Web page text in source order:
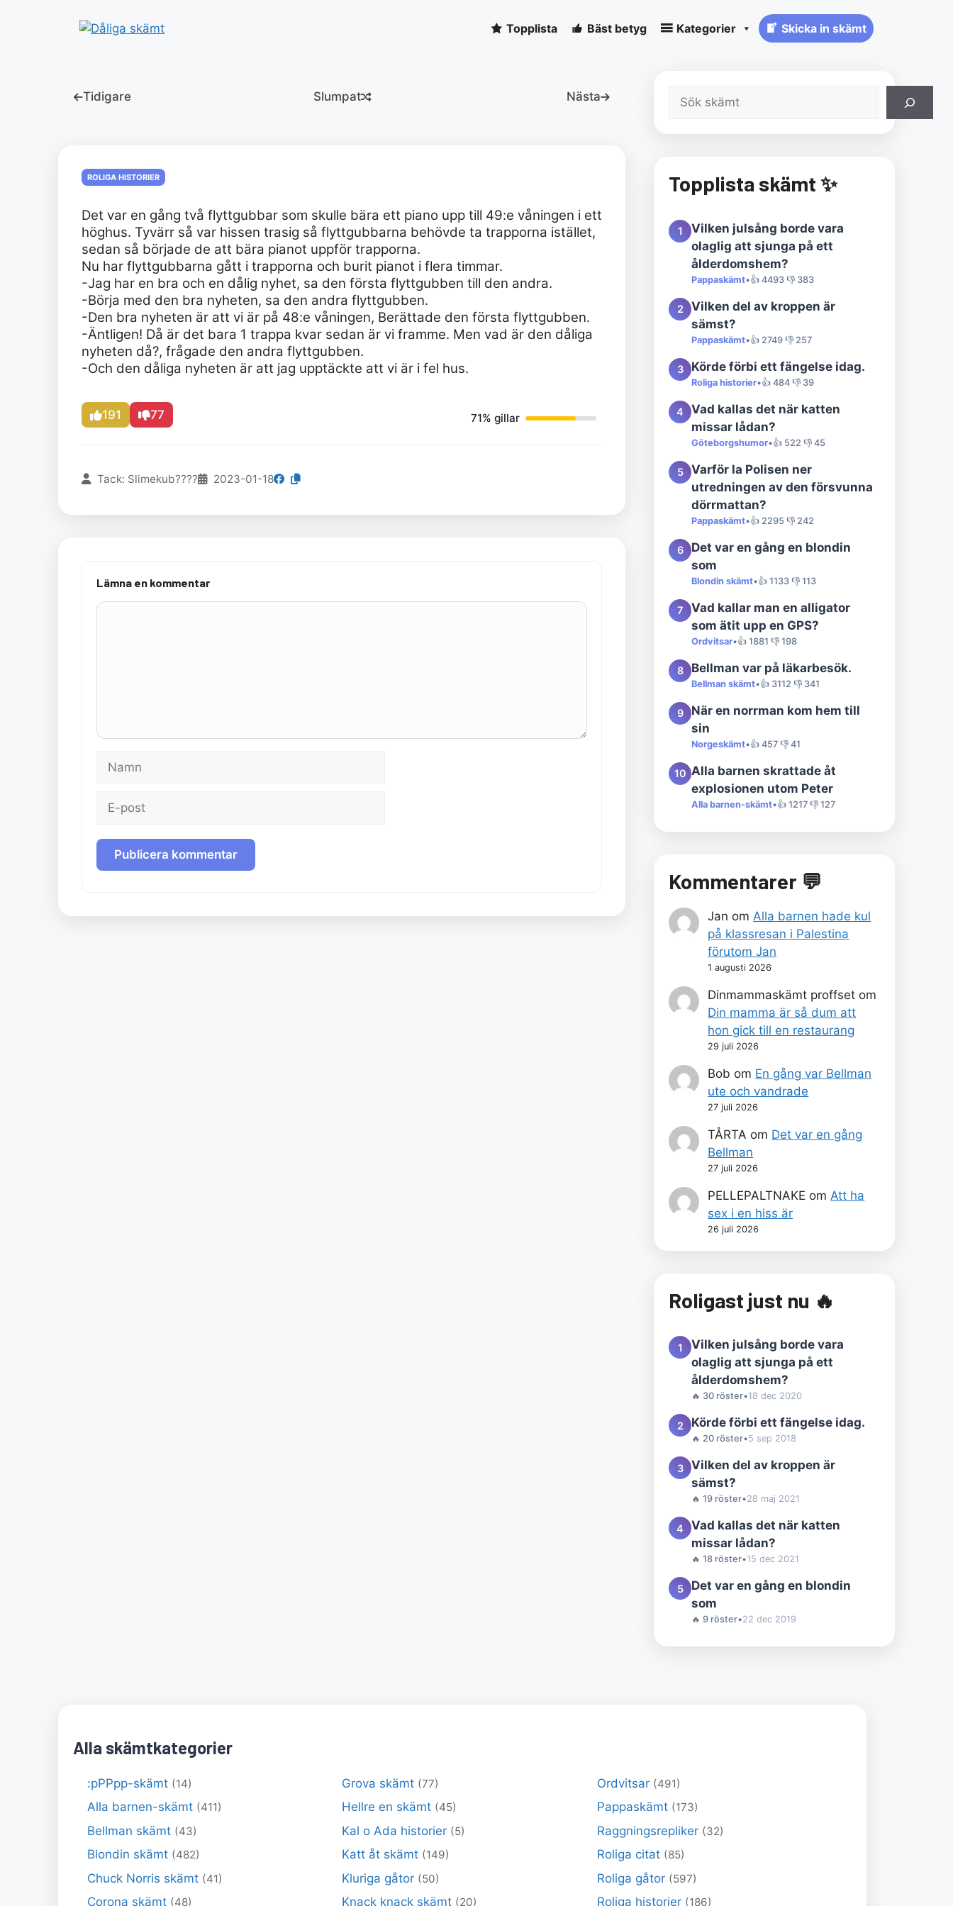
Topplista Bäst betyg Kategorier Skicka in skämt
Tidigare Slumpat Nästa
ROLIGA HISTORIER
Det var en gång två flyttgubbar som skulle bära ett piano upp till 49:e våningen i ett
höghus. Tyvärr så var hissen trasig så flyttgubbarna behövde ta trapporna istället,
sedan så började de att bära pianot uppför trapporna.
Nu har flyttgubbarna gått i trapporna och burit pianot i flera timmar.
-Jag har en bra och en dålig nyhet, sa den första flyttgubben till den andra.
-Börja med den bra nyheten, sa den andra flyttgubben.
-Den bra nyheten är att vi är på 48:e våningen, Berättade den första flyttgubben.
-Äntligen! Då är det bara 1 trappa kvar sedan är vi framme. Men vad är den dåliga
nyheten då?, frågade den andra flyttgubben.
-Och den dåliga nyheten är att jag upptäckte att vi är i fel hus.
191 77 71% gillar
Tack: Slimekub???? 2023-01-18
Lämna en kommentar
Kommentar
Namn
Sök
Topplista skämt ✨
1
Vilken julsång borde vara
olaglig att sjunga på ett
ålderdomshem?
Pappaskämt•👍 4493 👎 383
2
Vilken del av kroppen är
sämst?
Pappaskämt•👍 2749 👎 257
3 Körde förbi ett fängelse idag.
Roliga historier•👍 484 👎 39
4
Vad kallas det när katten
missar lådan?
Göteborgshumor•👍 522 👎 45
5
Varför la Polisen ner
utredningen av den försvunna
dörrmattan?
Pappaskämt•👍 2295 👎 242
6
Det var en gång en blondin
som
Blondin skämt•👍 1133 👎 113
7
Vad kallar man en alligator
som ätit upp en GPS?
Ordvitsar•👍 1881 👎 198
8 Bellman var på läkarbesök.
Bellman skämt•👍 3112 👎 341
9
När en norrman kom hem till
sin
Norgeskämt•👍 457 👎 41
10 Alla barnen skrattade åt
explosionen utom Peter
Alla barnen-skämt•👍 1217 👎 127
Kommentarer 💬
Jan om Alla barnen hade kul
på klassresan i Palestina
förutom Jan
1 augusti 2026
Dinmammaskämt proffset om
Din mamma är så dum att
hon gick till en restaurang
29 juli 2026
Bob om En gång var Bellman
ute och vandrade
27 juli 2026
TÅRTA om Det var en gång
Bellman
27 juli 2026
PELLEPALTNAKE om Att ha
sex i en hiss är
26 juli 2026
Roligast just nu 🔥
1
Vilken julsång borde vara
olaglig att sjunga på ett
ålderdomshem?
🔥 30 röster•18 dec 2020
2 Körde förbi ett fängelse idag.
🔥 20 röster•5 sep 2018
3
Vilken del av kroppen är
sämst?
🔥 19 röster•28 maj 2021
4
Vad kallas det när katten
missar lådan?
🔥 18 röster•15 dec 2021
5
Det var en gång en blondin
som
🔥 9 röster•22 dec 2019
Alla skämtkategorier
:pPPpp-skämt (14)
Alla barnen-skämt (411)
Bellman skämt (43)
Blondin skämt (482)
Chuck Norris skämt (41)
Corona skämt (48)
Grova skämt (77)
Hellre en skämt (45)
Kal o Ada historier (5)
Katt åt skämt (149)
Kluriga gåtor (50)
Knack knack skämt (20)
Ordvitsar (491)
Pappaskämt (173)
Raggningsrepliker (32)
Roliga citat (85)
Roliga gåtor (597)
Roliga historier (186)